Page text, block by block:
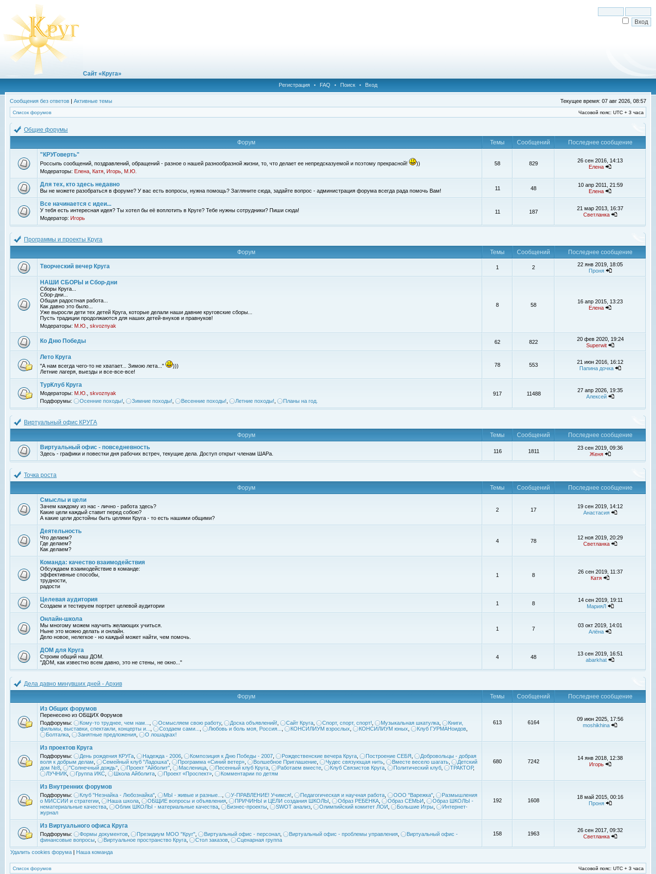
Сайт «Круга»
Регистрация • FAQ • Поиск • Вход
Сообщения без ответов | Активные темы Текущее время: 07 авг 2026, 08:57
Список форумов Часовой пояс: UTC + 3 часа
Общие форумы
Форум
Темы Сообщений
Последнее сообщение
"КРУГоверть"
Россыпь сообщений, поздравлений, обращений - разное о нашей разнообразной жизни, то, что делает ее непредсказуемой и поэтому прекрасной!
))
Модераторы: Елена Катя Игорь М.Ю.
58 829
26 сен 2016, 14:13
Елена
Для тех, кто здесь недавно
Вы не можете разобраться в форуме? У вас есть вопросы, нужна помощь? Загляните сюда, задайте вопрос - администрация форума всегда рада помочь Вам! 11 48
10 апр 2011, 21:59
Елена
Все начинается с идеи...
У тебя есть интересная идея? Ты хотел бы её воплотить в Круге? Тебе нужны сотрудники? Пиши сюда!
Модератор: Игорь
11 187
21 мар 2013, 16:37
Светланка
Программы и проекты Круга
Форум
Темы Сообщений Последнее сообщение
Творческий вечер Круга 1 2
22 янв 2019, 18:05
Проня
НАШИ СБОРЫ и Сбор-дни
Сборы Круга...
Сбор-дни...
Общая радостная работа...
Как давно это было...
Уже выросли дети тех детей Круга, которые делали наши давние круговские сборы...
Пусть традиции продолжаются для наших детей-внуков и правнуков!
Модераторы: М.Ю. skvoznyak
8 58
16 апр 2015, 13:23
Елена
Ко Дню Победы 62 822
20 фев 2020, 19:24
Superwit
Лето Круга
"А нам всегда чего-то не хватает... Зимою лета..."
)))
Летние лагеря, выезды и все-все-все!
78 553
21 июн 2016, 16:12
Папина дочка
ТурКлуб Круга
Модераторы: М.Ю.
skvoznyak
Подфорумы:
Осенние походы! Зимние походы! Весенние походы! Летние походы! Планы на год.
917 11488
27 апр 2026, 19:35
Алексей
Виртуальный офис КРУГА
Форум
Темы Сообщений
Последнее сообщение
Виртуальный офис - повседневность
Здесь - графики и повестки дня рабочих встреч, текущие дела. Доступ открыт членам ШАРа. 116 1811
23 сен 2019, 09:36
Женя
Точка роста
Форум
Темы Сообщений
Последнее сообщение
Смыслы и цели
Зачем каждому из нас - лично - работа здесь?
Какие цели каждый ставит перед собою?
А какие цели достойны быть целями Круга - то есть нашими общими?
2 17
19 сен 2019, 14:12
Анастасия
Деятельность
Что делаем?
Где делаем?
Как делаем?
4 78
12 ноя 2019, 20:29
Светланка
Команда: качество взаимодействия
Обсуждаем взаимодействие в команде:
эффективные способы,
трудности,
радости
1 8
26 сен 2019, 11:37
Катя
Целевая аудитория
Создаем и тестируем портрет целевой аудитории 1 8
14 сен 2019, 19:11
МарияЛ
Онлайн-школа
Мы многому можем научить желающих учиться.
Ныне это можно делать и онлайн.
Дело новое, нелегкое - но каждый может найти, чем помочь.
1 7
03 окт 2019, 14:01
Алёна
ДОМ для Круга
Строим общий наш ДОМ.
"ДОМ, как известно всем давно, это не стены, не окно..."
4 48
13 сен 2019, 16:51
abarkhat
Дела давно минувших дней - Архив
Форум
Темы Сообщений
Последнее сообщение
Из Общих форумов
Перенесено из ОБЩИХ Форумов
Подфорумы:
Кому-то труднее, чем нам... Осмысляем свою работу, Доска объявлений! Сайт Круга Спорт, спорт, спорт! Музыкальная шкатулка
Книги,
фильмы, выставки, спектакли, концерты и...
Создаем сами... Любовь и боль моя, Россия... КОНСИЛИУМ взрослых КОНСИЛИУМ юных Клуб ГУРМАНоидов
Болталка
Занятные предложения О лошадках!
613 6164
09 июн 2025, 17:56
moshikhina
Из проектов Круга
Подфорумы: День рождения КРУГа Надежда - 2006 Композиция к Дню Победы - 2007 Рождественские вечера Круга Построение СЕБЯ
Добровольцы - добрая
воля к добрым делам
Семейный клуб "Ладошка" Программа «Синий ветер» Волшебное Приглашение Чудес связующая нить Вместе весело шагать
Детский
дом №8
"Солнечный дождь" Проект "Айболит" Масленица Песенный клуб Круга Работаем вместе Клуб Связистов Круга Политический клуб ТРАКТОР,
ЛУЧНИК
Группа ИКС Школа Айболита Проект «Проспект» Комментарии по детям
680 7242
14 янв 2018, 12:38
Игорь
Из Внутренних форумов
Подфорумы: Клуб "Незнайка - Любознайка" МЫ - живые и разные... У-ПРАВЛЕНИЕ! Учимся! Педагогическая и научная работа ООО "Варежка"
Размышления
о МИССИИ и стратегии
Наша школа ОБЩИЕ вопросы и объявления ПРИЧИНЫ и ЦЕЛИ создания ШКОЛЫ Образ РЕБЕНКА Образ СЕМЬИ
Образ ШКОЛЫ -
нематериальные качества
Облик ШКОЛЫ - материальные качества Бизнес-проекты SWOT анализ Олимпийский комитет ЛОИ Большие Игры
Интернет-
журнал
192 1608
18 май 2015, 00:16
Проня
Из Виртуального офиса Круга
Подфорумы: Формы документов Президиум МОО "Круг" Виртуальный офис - персонал Виртуальный офис - проблемы управления
Виртуальный офис -
финансовые вопросы
Виртуальное пространство Круга Стол заказов Сценарная группа
158 1963
26 сен 2017, 09:32
Светланка
Удалить cookies форума | Наша команда
Список форумов Часовой пояс: UTC + 3 часа